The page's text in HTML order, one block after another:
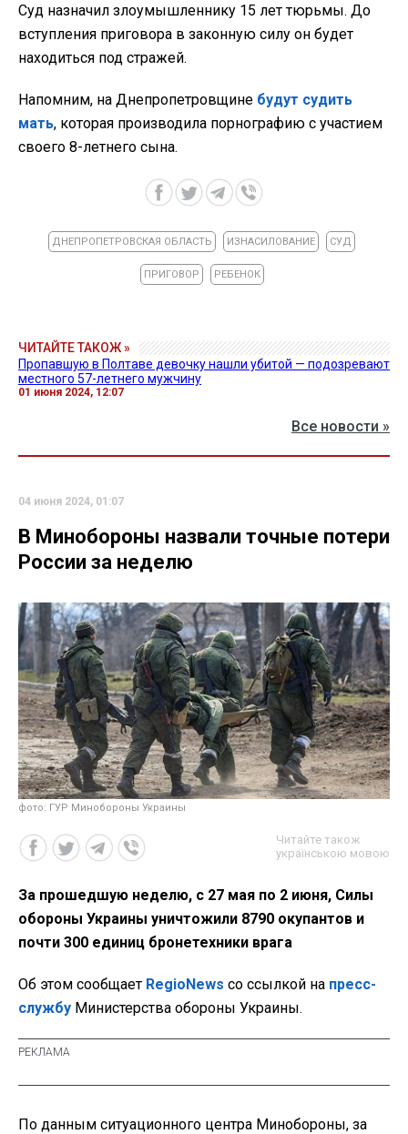
Суд назначил злоумышленнику 15 лет тюрьмы. До
вступления приговора в законную силу он будет
находиться под стражей.
Напомним, на Днепропетровщине будут судить
мать, которая производила порнографию с участием
своего 8-летнего сына.
ДНЕПРОПЕТРОВСКАЯ ОБЛАСТЬ ИЗНАСИЛОВАНИЕ СУД
ПРИГОВОР РЕБЕНОК
ЧИТАЙТЕ ТАКОЖ »
Пропавшую в Полтаве девочку нашли убитой — подозревают
местного 57-летнего мужчину
01 июня 2024, 12:07
Все новости »
04 июня 2024, 01:07
В Минобороны назвали точные потери
России за неделю
фото: ГУР Минобороны Украины
Читайте також
українською мовою
За прошедшую неделю, с 27 мая по 2 июня, Силы
обороны Украины уничтожили 8790 окупантов и
почти 300 единиц бронетехники врага
Об этом сообщает RegioNews со ссылкой на пресс-
службу Министерства обороны Украины.
По данным ситуационного центра Минобороны, за